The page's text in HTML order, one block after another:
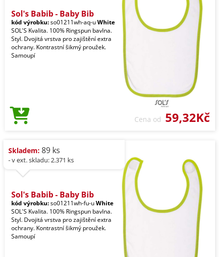
Sol's Babib - Baby Bib
kód výrobku:so01211wh-aq-uWhite
SOL'S Kvalita. 100% Ringspun bavlna.
Styl. Dvojitá vrstva pro zajištění extra
ochrany. Kontrastní šikmý proužek.
Samoupí
Cena od 59,32Kč
Skladem: 89 ks
- v ext. skladu: 2.371 ks
Sol's Babib - Baby Bib
kód výrobku:so01211wh-fu-uWhite
SOL'S Kvalita. 100% Ringspun bavlna.
Styl. Dvojitá vrstva pro zajištění extra
ochrany. Kontrastní šikmý proužek.
Samoupí